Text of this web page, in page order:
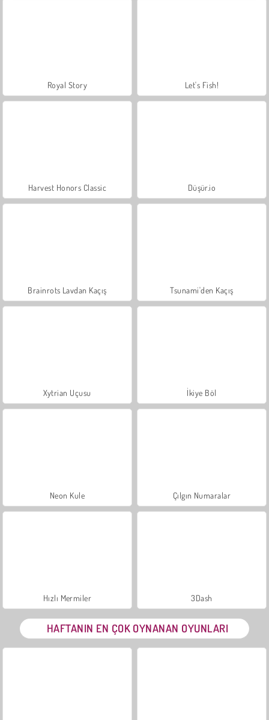
Royal Story Let's Fish!
Harvest Honors Classic Düşür.io
Brainrots Lavdan Kaçış Tsunami'den Kaçış
Xytrian Uçusu İkiye Böl
Neon Kule Çılgın Numaralar
Hızlı Mermiler 3Dash
HAFTANIN EN ÇOK OYNANAN OYUNLARI